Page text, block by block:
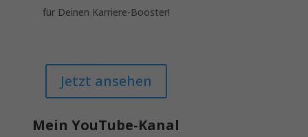
für Deinen Karriere-Booster!
Jetzt ansehen
Mein YouTube-Kanal